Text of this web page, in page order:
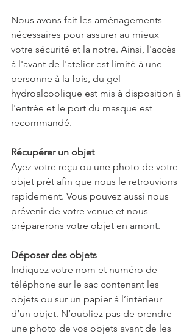
Nous avons fait les aménagements
nécessaires pour assurer au mieux
votre sécurité et la notre. Ainsi, l'accès
à l'avant de l'atelier est limité à une
personne à la fois, du gel
hydroalcoolique est mis à disposition à
l'entrée et le port du masque est
recommandé.
Récupérer un objet
Ayez votre reçu ou une photo de votre
objet prêt afin que nous le retrouvions
rapidement. Vous pouvez aussi nous
prévenir de votre venue et nous
préparerons votre objet en amont.
Déposer des objets
Indiquez votre nom et numéro de
téléphone sur le sac contenant les
objets ou sur un papier à l’intérieur
d’un objet. N’oubliez pas de prendre
une photo de vos objets avant de les